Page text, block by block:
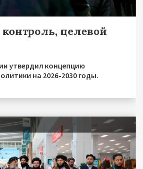
целевой
утвердил концепцию
на 2026-2030 годы.